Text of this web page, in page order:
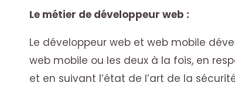
Le métier de développeur web :
Le développeur web et web mobile
web mobile ou les deux à la fois, en
et en suivant l’état de l’art de la